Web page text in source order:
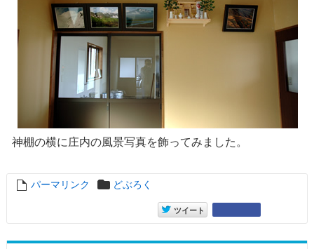
神棚の横に庄内の風景写真を飾ってみました。
entry1862
パーマリンク どぶろく
entry1862
ツイート